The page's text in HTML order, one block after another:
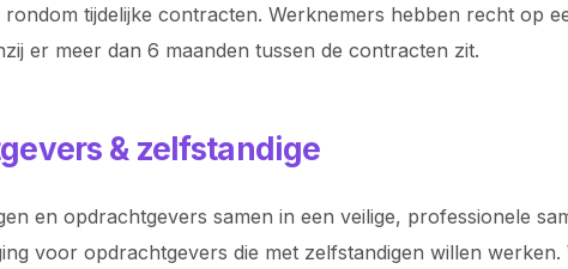
tijdelijke contracten. Werknemers hebben recht op
er meer dan 6 maanden tussen de contracten zit.
& zelfstandige
en opdrachtgevers samen in een veilige, professionele
voor opdrachtgevers die met zelfstandigen willen werken.